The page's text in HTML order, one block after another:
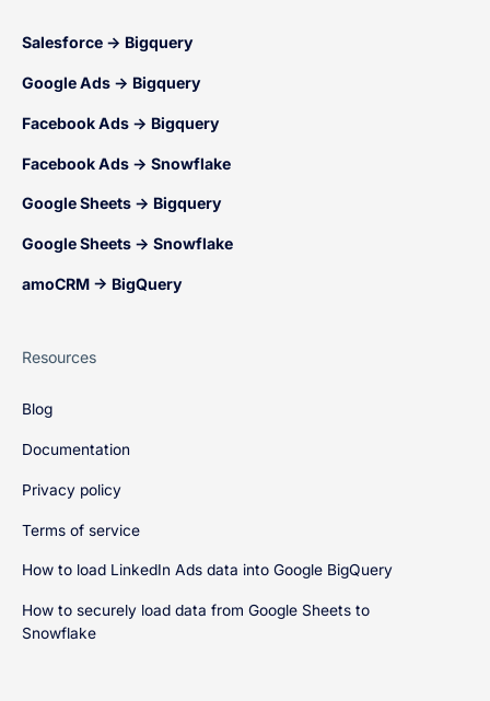
Salesforce → Bigquery
Google Ads → Bigquery
Facebook Ads → Bigquery
Facebook Ads → Snowflake
Google Sheets → Bigquery
Google Sheets → Snowflake
amoCRM → BigQuery
Resources
Blog
Documentation
Privacy policy
Terms of service
How to load LinkedIn Ads data into Google BigQuery
How to securely load data from Google Sheets to
Snowflake